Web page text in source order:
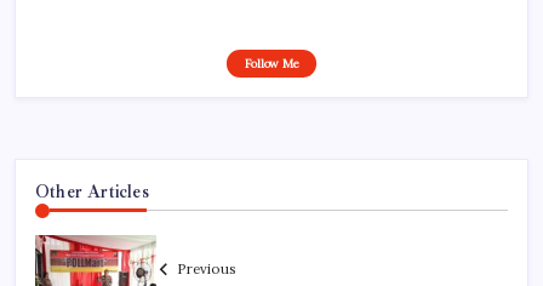
Follow Me
Other Articles
Previous